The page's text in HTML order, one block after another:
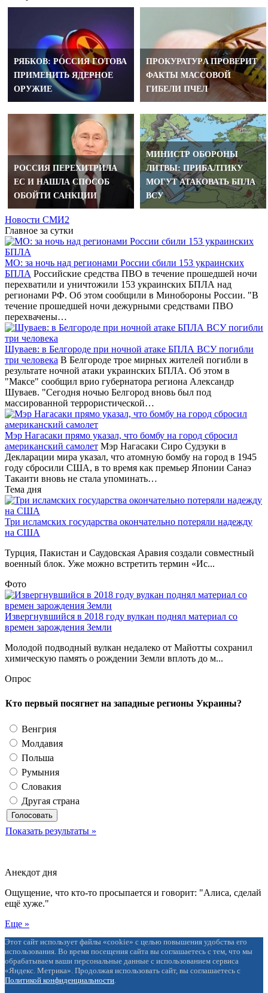
РЯБКОВ: РОССИЯ ГОТОВА
ПРИМЕНИТЬ ЯДЕРНОЕ
ОРУЖИЕ
ПРОКУРАТУРA ПРОВЕРИТ
ФАКТЫ МАССОВОЙ
ГИБЕЛИ ПЧЕЛ
РОССИЯ ПЕРЕХИТРИЛА
EC И НАШЛА СПОСОБ
ОБОЙТИ САНКЦИИ
МИНИСТР ОБОРОНЫ
ЛИТВЫ: ПРИБАЛТИКУ
МОГУТ АТАКОВАТЬ БПЛА
ВСУ
Новости СМИ2
Главное за сутки
МО: за ночь над регионами России сбили 153 украинских
БПЛА Российские средства ПВО в течение прошедшей ночи
перехватили и уничтожили 153 украинских БПЛА над
регионами РФ. Об этом сообщили в Минобороны России. "В
течение прошедшей ночи дежурными средствами ПВО
перехвачены…
Шуваев: в Белгороде при ночной атаке БПЛА ВСУ погибли
три человека В Белгороде трое мирных жителей погибли в
результате ночной атаки украинских БПЛА. Об этом в
"Максе" сообщил врио губернатора региона Александр
Шуваев. "Сегодня ночью Белгород вновь был под
массированной террористической…
Мэр Нагасаки прямо указал, что бомбу на город сбросил
американский самолет Мэр Нагасаки Сиро Судзуки в
Декларации мира указал, что атомную бомбу на город в 1945
году сбросили США, в то время как премьер Японии Санаэ
Такаити вновь не стала упоминать…
Тема дня
Три исламских государства окончательно потеряли надежду
на США
Турция, Пакистан и Саудовская Аравия создали совместный
военный блок. Уже можно встретить термин «Ис...
Фото
Извергнувшийся в 2018 году вулкан поднял материал со
времен зарождения Земли
Молодой подводный вулкан недалеко от Майотты сохранил
химическую память о рождении Земли вплоть до м...
Опрос
Кто первый посягнет на западные регионы Украины?
Венгрия
Молдавия
Польша
Румыния
Словакия
Другая страна
Показать результаты »
Анекдот дня
Ощущение, что кто-то просыпается и говорит: "Алиса, сделай
ещё хуже."
Еще »
Этот сайт использует файлы «cookie» с целью повышения удобства его
использования. Во время посещения сайта вы соглашаетесь с тем, что мы
обрабатываем ваши персональные данные с использованием сервиса
«Яндекс. Метрика». Продолжая использовать сайт, вы соглашаетесь с
Политикой конфиденциальности